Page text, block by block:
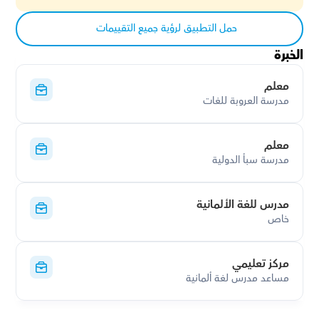
حمل التطبيق لرؤية جميع التقييمات
الخبرة
معلم
مدرسة العروبة للغات
معلم
مدرسة سبأ الدولية
مدرس للغة الألمانية
خاص
مركز تعليمي
مساعد مدرس لغة ألمانية